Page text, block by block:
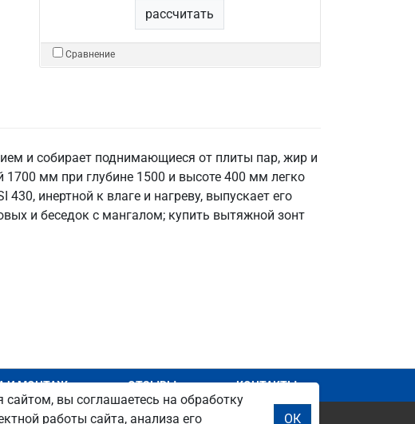
рассчитать
Сравнение
и собирает поднимающиеся от плиты пар, жир и
мм при глубине 1500 и высоте 400 мм легко
инертной к влаге и нагреву, выпускает его
и беседок с мангалом; купить вытяжной зонт
И МОНТАЖ ОТЗЫВЫ КОНТАКТЫ
вы соглашаетесь на обработку
работы сайта, анализа его
ОК